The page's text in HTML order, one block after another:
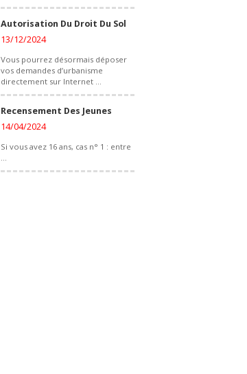
Autorisation Du Droit Du Sol
13/12/2024
Vous pourrez désormais déposer
vos demandes d’urbanisme
directement sur Internet ...
Recensement Des Jeunes
14/04/2024
Si vous avez 16 ans, cas n° 1 : entre